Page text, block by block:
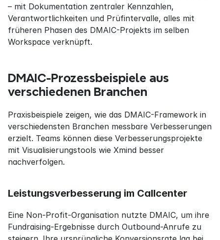
– mit Dokumentation zentraler Kennzahlen,
Verantwortlichkeiten und Prüfintervalle, alles mit
früheren Phasen des DMAIC-Projekts im selben
Workspace verknüpft.
DMAIC-Prozessbeispiele aus
verschiedenen Branchen
Praxisbeispiele zeigen, wie das DMAIC-Framework in
verschiedensten Branchen messbare Verbesserungen
erzielt. Teams können diese Verbesserungsprojekte
mit Visualisierungstools wie Xmind besser
nachverfolgen.
Leistungsverbesserung im Callcenter
Eine Non-Profit-Organisation nutzte DMAIC, um ihre
Fundraising-Ergebnisse durch Outbound-Anrufe zu